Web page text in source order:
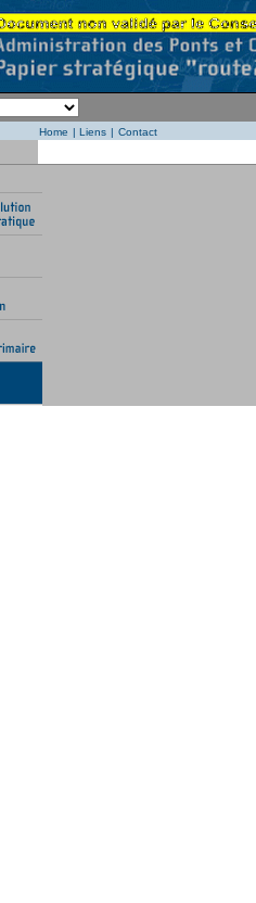
Home | Liens | Contact